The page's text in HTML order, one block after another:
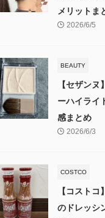
メリットま
2026/6/5
BEAUTY
【セザン
ーハイライ
感まとめ
2026/6/3
COSTCO
【コスト
のドレッシ